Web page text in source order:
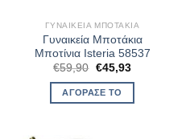
ΓΥΝΑΙΚΕΊΑ ΜΠΟΤΆΚΙΑ
Γυναικεία Μποτάκια
Μποτίνια Isteria 58537
€59,90 Original
was:
€59,90.
€45,93Η
ΑΓΌΡΑΣΈ ΤΟ